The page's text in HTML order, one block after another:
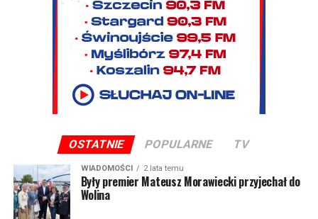
OSTATNIE POPULARNE TV
WIADOMOŚCI 2 lata temu
Były premier Mateusz Morawiecki przyjechał do
Wolina